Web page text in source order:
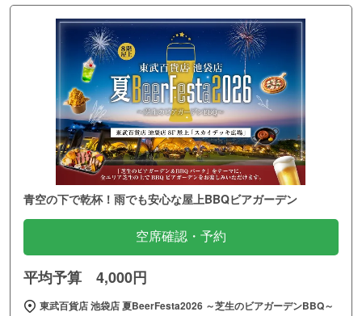
青空の下で乾杯！雨でも安心な屋上BBQビアガーデン
空席確認・予約
平均予算 4,000円
東武百貨店 池袋店 夏BeerFesta2026 ～芝生のビアガーデンBBQ～